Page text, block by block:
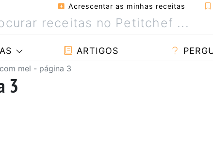
Acrescentar as minhas receitas
ARTIGOS
mel - página 3
3